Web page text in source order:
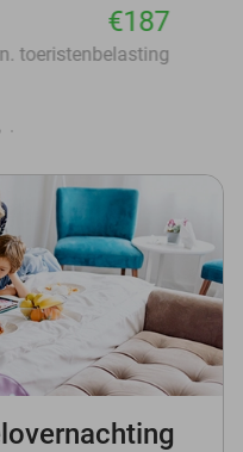
€187
toeristenbelasting